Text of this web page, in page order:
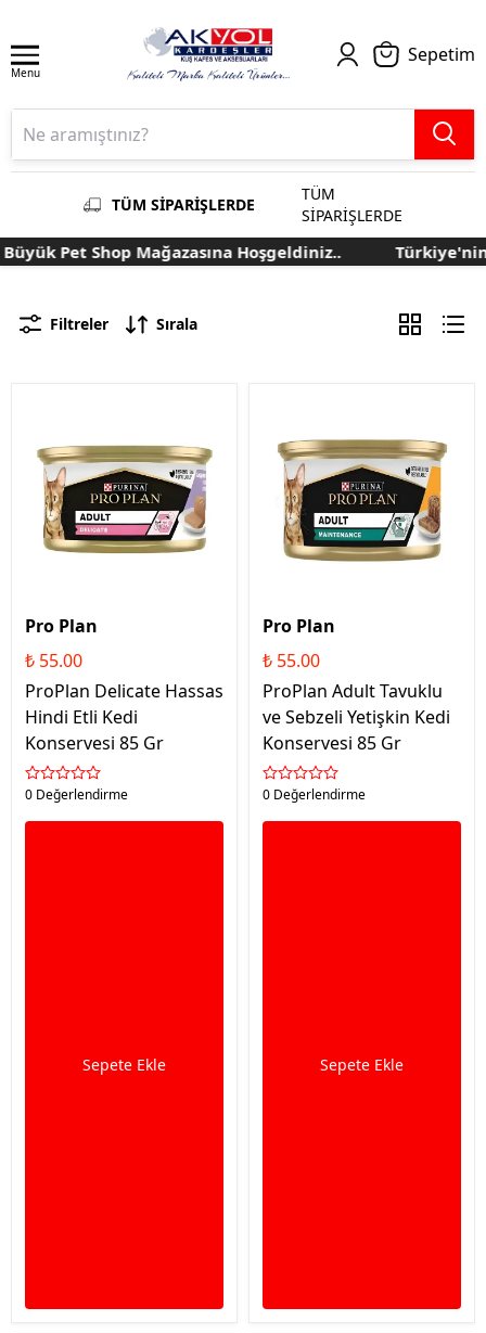
Menu
Sepetim
TÜM SİPARİŞLERDE
TÜM
SİPARİŞLERDE
Shop Mağazasına Hoşgeldiniz.. Türkiye'nin En
Filtreler Sırala
Pro Plan
₺ 55.00
ProPlan Delicate Hassas
Hindi Etli Kedi
Konservesi 85 Gr
0 Değerlendirme
Sepete Ekle
Pro Plan
₺ 55.00
ProPlan Adult Tavuklu
ve Sebzeli Yetişkin Kedi
Konservesi 85 Gr
0 Değerlendirme
Sepete Ekle